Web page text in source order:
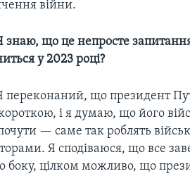
війни.
що це непросте
у 2023 році?
переконаний, що президент
і я думаю, що його
— саме так роблять
Я сподіваюся, що все
боку, цілком можливо, що